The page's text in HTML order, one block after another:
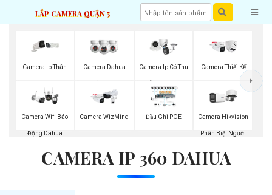
LẮP CAMERA QUẬN 5
Camera Ip Thân
Trụ Dahua
Camera Dahua
Chống Trộm
Camera Ip Có Thu
Ậm Dahua
Camera Thiết Kế
Nhựa Plastic
Dahua
Camera Wifi Báo
Động Dahua
Camera WizMind Đầu Ghi POE Camera Hikvision
Phân Biệt Người
CAMERA IP 360 DAHUA